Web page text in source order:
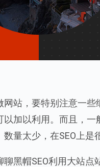
网站，要特别注意一些
以加以利用。而且，
量太少，在SEO上是
黑帽SEO利用大站点